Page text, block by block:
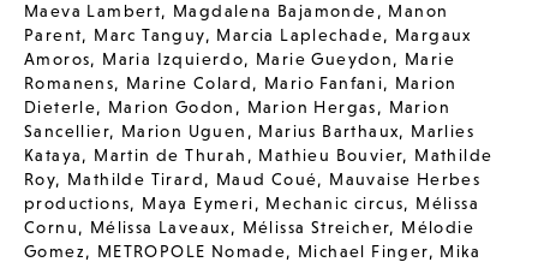
Maeva Lambert, Magdalena Bajamonde, Manon
Parent, Marc Tanguy, Marcia Laplechade, Margaux
Amoros, Maria Izquierdo, Marie Gueydon, Marie
Romanens, Marine Colard, Mario Fanfani, Marion
Dieterle, Marion Godon , Marion Hergas, Marion
Sancellier, Marion Uguen , Marius Barthaux, Marlies
Kataya, Martin de Thurah , Mathieu Bouvier, Mathilde
Roy, Mathilde Tirard, Maud Coué, Mauvaise Herbes
productions, Maya Eymeri, Mechanic circus, Mélissa
Cornu, Mélissa Laveaux, Mélissa Streicher, Mélodie
Gomez, METROPOLE Nomade, Michael Finger, Mika